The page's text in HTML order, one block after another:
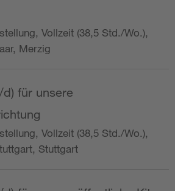
Vollzeit (38,5 Std./Wo.),
Merzig
für unsere
Vollzeit (38,5 Std./Wo.),
Stuttgart